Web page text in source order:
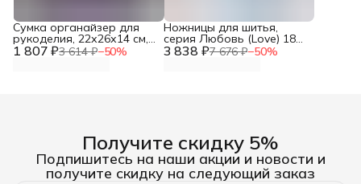
1 807 ₽3 614 ₽−50%
Сумка органайзер для
рукоделия, 22х26х14 см,
Hobby&Pro 3 838 ₽7 676 ₽−50%
Ножницы для шитья,
серия Любовь (Love) 18
см, Prym, 610540
Получите скидку 5%
Подпишитесь на наши акции и новости и
получите скидку на следующий заказ